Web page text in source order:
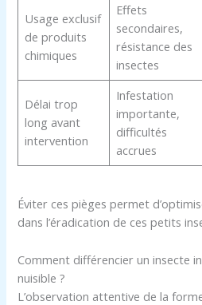
Usage exclusif
de produits
chimiques
Effets
secondaires,
résistance des
insectes
Délai trop
long avant
intervention
Infestation
importante,
difficultés
accrues
Éviter ces pièges permet
dans l’éradication de ces petits
Comment différencier un insecte
nuisible ?
L’observation attentive de la